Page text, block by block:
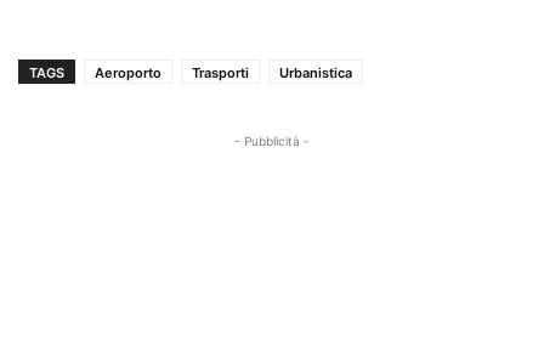
TAGS Aeroporto Trasporti Urbanistica
- Pubblicità -